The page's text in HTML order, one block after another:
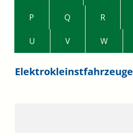
P Q R
U V W
Elektrokleinstfahrzeuge